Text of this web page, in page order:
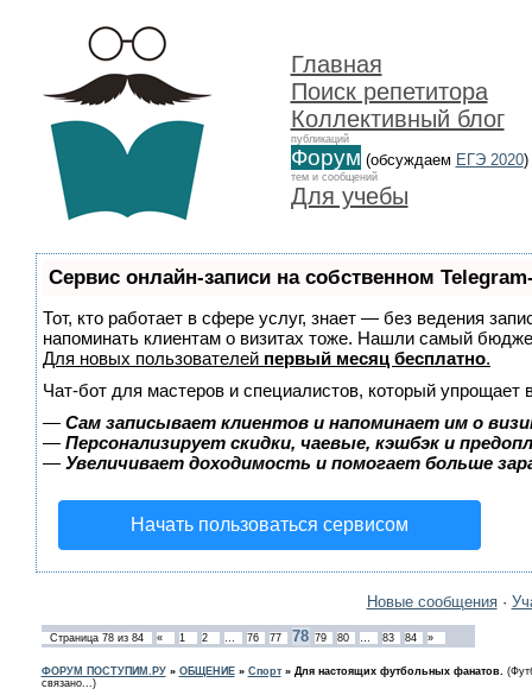
Главная
Поиск репетитора
Коллективный блог
публикаций
Форум (обсуждаем ЕГЭ 2020)
тем и сообщений
Для учебы
Сервис онлайн-записи на собственном
Тот, кто работает в сфере услуг, знает — без ведения
напоминать клиентам о визитах тоже. Нашли самый
Для новых пользователей первый месяц бесплатно.
Чат-бот для мастеров и специалистов, который упрощает
— Сам записывает клиентов и напоминает им о
— Персонализирует скидки, чаевые, кэшбэк и
— Увеличивает доходимость и помогает больше
Начать пользоваться сервисом
Новые сообщения·
Страница 78из 84 « 1 2 … 76 77 78 79 80 … 83 84 »
ФОРУМ ПОСТУПИМ.РУ» ОБЩЕНИЕ» Спорт» Для настоящих футбольных фанатов.
связано...)